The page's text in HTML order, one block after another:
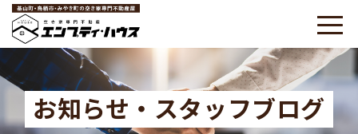
お知らせ・スタッフブログ